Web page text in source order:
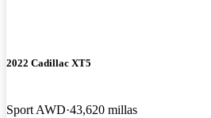
2022 Cadillac XT5
Sport AWD 43,620 millas